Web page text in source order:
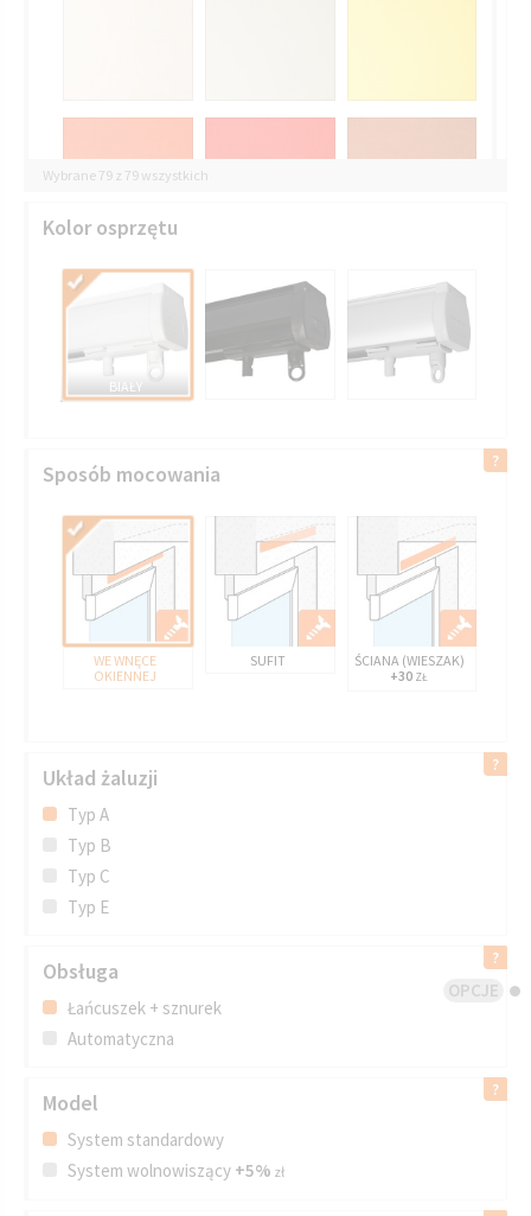
OPCJE
Wybrane 79 z 79 wszystkich
Kolor osprzętu
BIAŁY
Sposób mocowania
WE WNĘCE
OKIENNEJ
SUFIT
ŚCIANA (WIESZAK)
+30 ZŁ
Układ żaluzji
Typ A
Typ B
Typ C
Typ E
Obsługa
Łańcuszek + sznurek
Automatyczna
Model
System standardowy
System wolnowiszący +5% zł